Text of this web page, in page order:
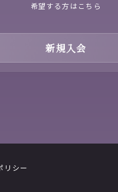
希望する方はこちら